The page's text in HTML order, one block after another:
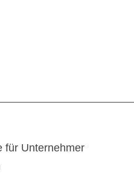
für Unternehmer